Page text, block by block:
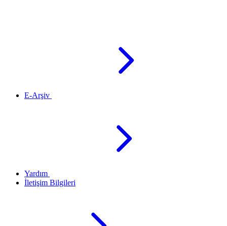
E-Arşiv
Yardım
İletişim Bilgileri